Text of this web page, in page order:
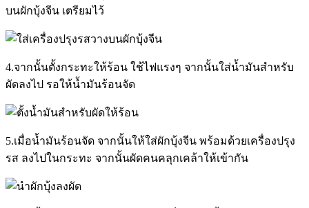
บนผักบุ้งจีน เตรียมไว้
4.จากนั้นตั้งกระทะให้ร้อน ใช้ไฟแรงๆ จากนั้นใส่น้ำมันสำหรับ
ผัดลงไป รอให้น้ำมันร้อนจัด
5.เมื่อน้ำมันร้อนจัด จากนั้นให้ใส่ผักบุ้งจีน พร้อมด้วยเครื่องปรุง
รส ลงไปในกระทะ จากนั้นผัดคนคลุกเคล้าให้เข้ากัน